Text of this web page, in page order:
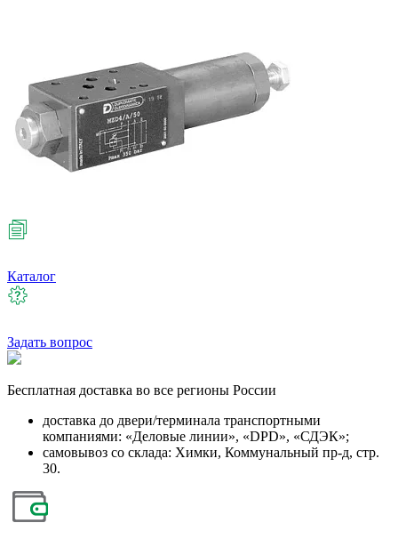
Каталог
Задать вопрос
Бесплатная доставка во все регионы России
доставка до двери/терминала транспортными
компаниями: «Деловые линии», «DPD», «СДЭК»;
самовывоз со склада: Химки, Коммунальный пр-д, стр.
30.